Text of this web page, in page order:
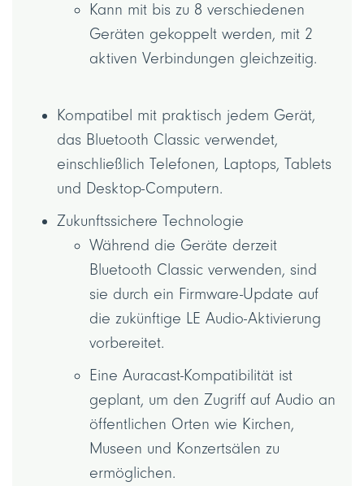
Kann mit bis zu 8 verschiedenen
Geräten gekoppelt werden, mit 2
aktiven Verbindungen gleichzeitig.
Kompatibel mit praktisch jedem Gerät,
das Bluetooth Classic verwendet,
einschließlich Telefonen, Laptops, Tablets
und Desktop-Computern.
Zukunftssichere Technologie
Während die Geräte derzeit
Bluetooth Classic verwenden, sind
sie durch ein Firmware-Update auf
die zukünftige LE Audio-Aktivierung
vorbereitet.
Eine Auracast-Kompatibilität ist
geplant, um den Zugriff auf Audio an
öffentlichen Orten wie Kirchen,
Museen und Konzertsälen zu
ermöglichen.